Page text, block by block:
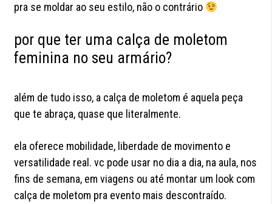
pra se moldar ao seu estilo, não o contrário
por que ter uma calça de moletom
feminina no seu armário?
além de tudo isso, a calça de moletom é aquela peça
que te abraça, quase que literalmente.
ela oferece mobilidade, liberdade de movimento e
versatilidade real. vc pode usar no dia a dia, na aula, nos
fins de semana, em viagens ou até montar um look com
calça de moletom pra evento mais descontraído.